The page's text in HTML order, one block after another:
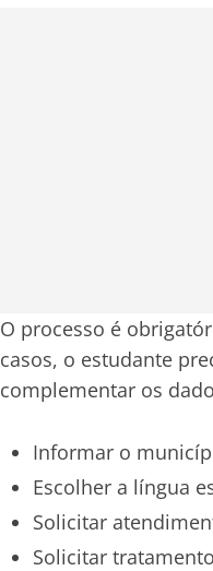
O processo é
casos, o estudante
complementar os
Informar o
Escolher a língua
Solicitar
Solicitar